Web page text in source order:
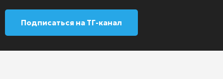
Подписаться на ТГ-канал